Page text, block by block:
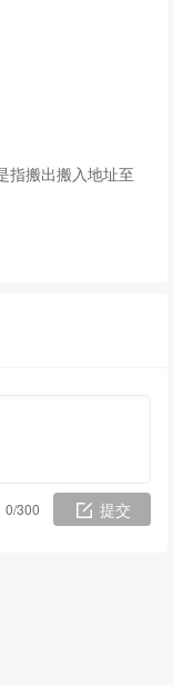
指搬出搬入地址至
提交
0/300